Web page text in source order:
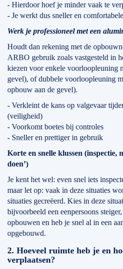
- Hierdoor hoef je minder vaak te
- Je werkt dus sneller en
Werk je professioneel met een
Houdt dan rekening met de
ARBO gebruik zoals vastgesteld in
kiezen voor enkele voorloopleuning
gevel), of dubbele voorloopleuning
opbouw aan de gevel).
- Verkleint de kans op valgevaar
(veiligheid)
- Voorkomt boetes bij controles
- Sneller en prettiger in gebruik
Korte en snelle klussen (inspectie,
doen’)
Je kent het wel: even snel iets
maar let op: vaak in deze situaties
situaties gecreëerd. Kies in deze
bijvoorbeeld een eenpersoons
opbouwen en heb je snel al in een
opgebouwd.
2. Hoeveel ruimte heb je en
verplaatsen?